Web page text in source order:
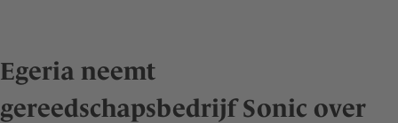
Egeria neemt
gereedschapsbedrijf Sonic over